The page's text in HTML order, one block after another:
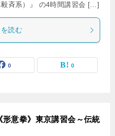
斉系）』 の4時間講習会 […]
読む
0 0
意拳》東京講習会～伝統